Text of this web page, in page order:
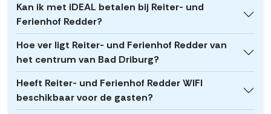
Kan ik met iDEAL betalen bij Reiter- und
Ferienhof Redder?
Hoe ver ligt Reiter- und Ferienhof Redder van
het centrum van Bad Driburg?
Heeft Reiter- und Ferienhof Redder WIFI
beschikbaar voor de gasten?